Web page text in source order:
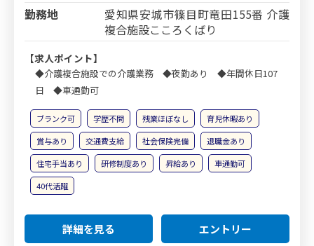
勤務地
愛知県安城市篠目町竜田155番 介護
複合施設こころくばり
【求人ポイント】
◆介護複合施設での介護業務 ◆夜勤あり ◆年間休日107
日 ◆車通勤可
ブランク可 学歴不問 残業ほぼなし
育児休暇あり
賞与あり
交通費支給 社会保険完備
退職金あり
住宅手当あり
研修制度あり 昇給あり
車通勤可
40代活躍
詳細を見る エントリー